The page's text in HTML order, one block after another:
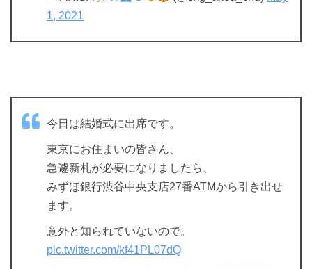
1, 2021
今日は結婚式に出席です。
東京にお住まいの皆さん、
急遽新札が必要になりましたら、
みずほ銀行渋谷中央支店27番ATMから引き出せ
ます。
意外と知られていないので。
pic.twitter.com/kf41PL07dQ